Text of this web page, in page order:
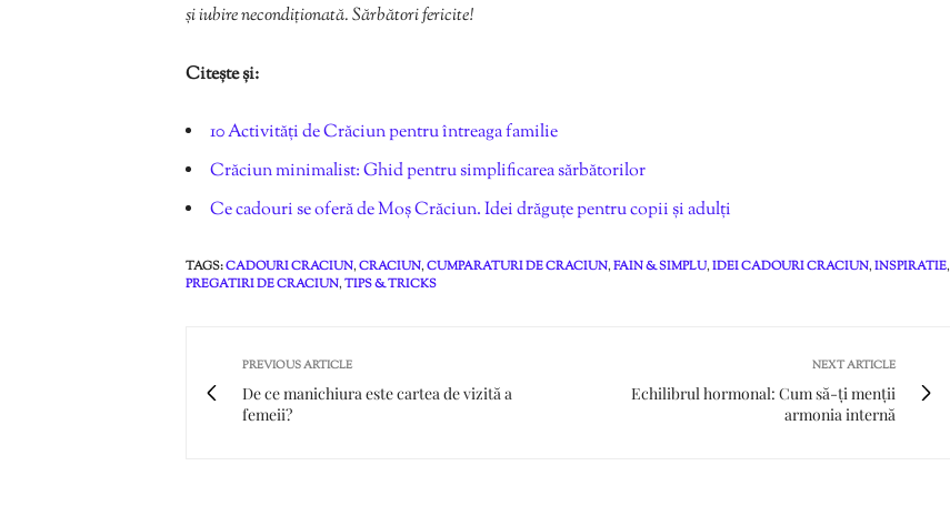
și iubire necondiționată. Sărbători fericite!
Citește și:
10 Activități de Crăciun pentru întreaga familie
Crăciun minimalist: Ghid pentru simplificarea sărbătorilor
Ce cadouri se oferă de Moș Crăciun. Idei drăguțe pentru copii și adulți
TAGS:CADOURI CRACIUN,CRACIUN,CUMPARATURI DE CRACIUN,FAIN & SIMPLU,IDEI CADOURI CRACIUN,INSPIRATIE,
PREGATIRI DE CRACIUN,TIPS & TRICKS
PREVIOUS ARTICLE
De ce manichiura este cartea de vizită a
femeii?
NEXT ARTICLE
Echilibrul hormonal: Cum să-ți menții
armonia internă